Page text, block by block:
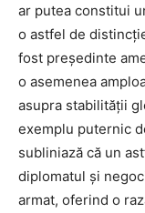
ar putea constitui
o astfel de
fost președinte
o asemenea
asupra stabilității
exemplu puternic
subliniază că un
diplomatul și
armat, oferind o